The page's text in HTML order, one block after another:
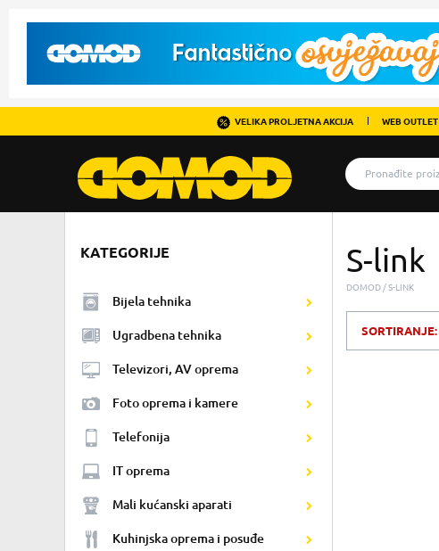
VELIKA PROLJETNA AKCIJA WEB OUTLET
KATEGORIJE
Bijela tehnika
Ugradbena tehnika
Televizori, AV oprema
Foto oprema i kamere
Telefonija
IT oprema
Mali kućanski aparati
Kuhinjska oprema i posuđe
S-link
DOMOD S-LINK
SORTIRANJE: